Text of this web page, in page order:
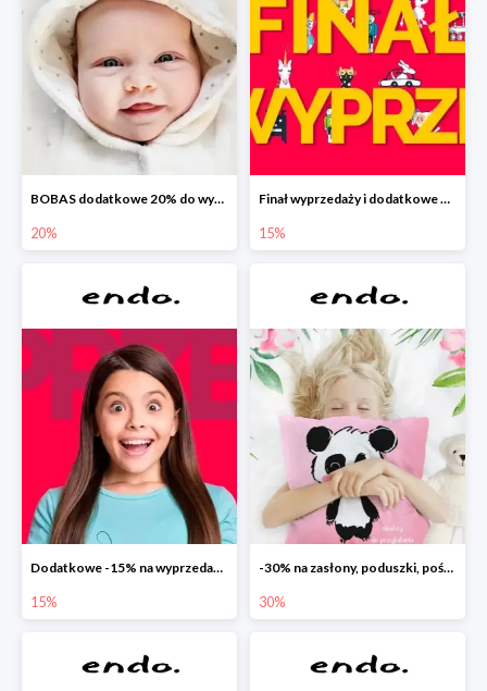
BOBAS dodatkowe 20% do wyprzedaży
20%
Finał wyprzedaży i dodatkowe 15%
15%
Dodatkowe -15% na wyprzedaż do -70%
15%
-30% na zasłony, poduszki, pościele dla dzieci
30%